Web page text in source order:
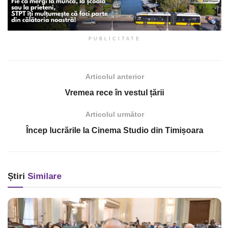
PUBLICITATE
Articolul anterior
Vremea rece în vestul țării
Articolul următor
Încep lucrările la Cinema Studio din Timișoara
Știri Similare